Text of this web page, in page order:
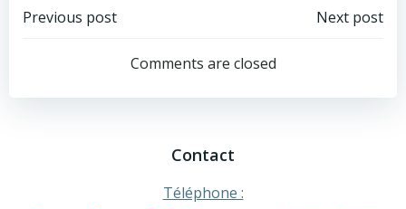
Post
navigation
Previous post
navigation
Next post
Comments are closed
Contact
Téléphone :